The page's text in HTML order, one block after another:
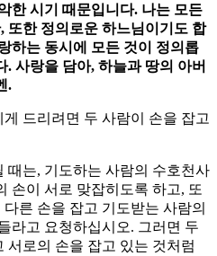
한 시기 때문입니다. 나는 모든
또한 정의로운 하느님이기도 합
하는 동시에 모든 것이 정의롭
사랑을 담아, 하늘과 땅의 아버
.
드리려면 두 사람이 손을 잡고
때는, 기도하는 사람의 수호천사
손이 서로 맞잡히도록 하고, 또
른 손을 잡고 기도받는 사람의
라고 요청하십시오. 그러면 두
서로의 손을 잡고 있는 것처럼